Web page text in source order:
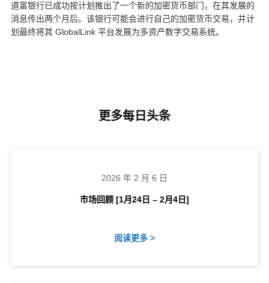
道富银行已成功按计划推出了一个新的加密货币部门，在其发展的
消息传出两个月后。该银行可能会进行自己的加密货币交易，并计
划最终将其 GlobalLink 平台发展为多资产数字交易系统。
更多每日头条
市场回顾 [1月24日 – 2月4日]
2026 年 2 月 6 日
阅读更多 >